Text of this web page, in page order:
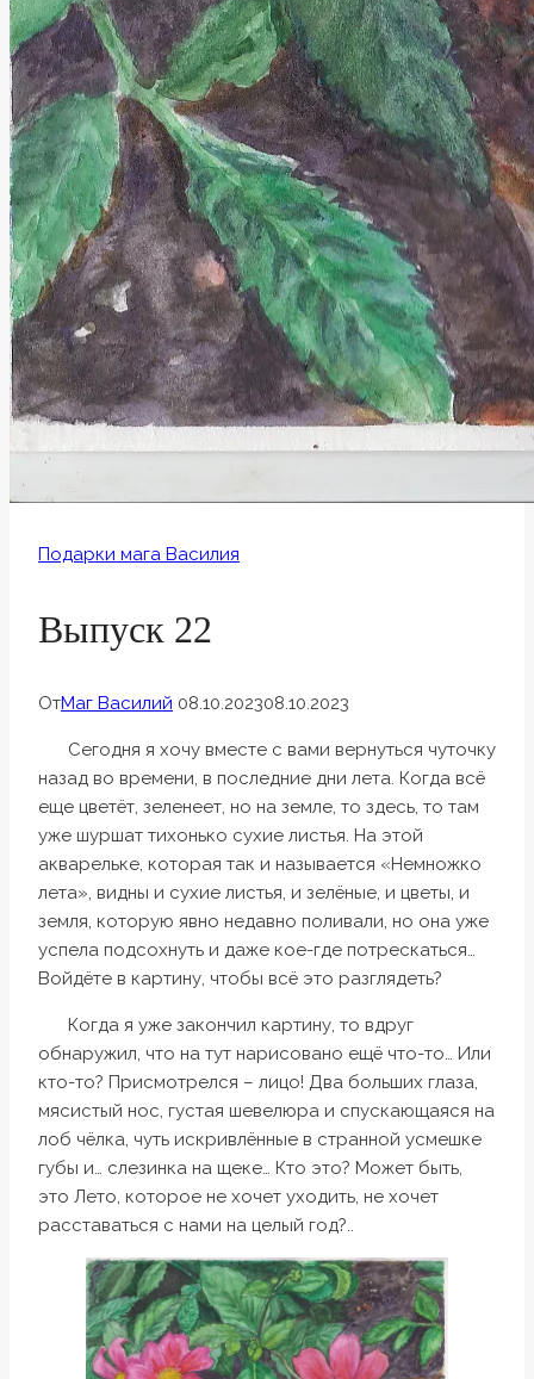
Подарки мага Василия
Выпуск 22
ОтМаг Василий 08.10.202308.10.2023
Сегодня я хочу вместе с вами вернуться чуточку
назад во времени, в последние дни лета. Когда всё
еще цветёт, зеленеет, но на земле, то здесь, то там
уже шуршат тихонько сухие листья. На этой
акварельке, которая так и называется «Немножко
лета», видны и сухие листья, и зелёные, и цветы, и
земля, которую явно недавно поливали, но она уже
успела подсохнуть и даже кое-где потрескаться…
Войдёте в картину, чтобы всё это разглядеть?
Когда я уже закончил картину, то вдруг
обнаружил, что на тут нарисовано ещё что-то… Или
кто-то? Присмотрелся – лицо! Два больших глаза,
мясистый нос, густая шевелюра и спускающаяся на
лоб чёлка, чуть искривлённые в странной усмешке
губы и… слезинка на щеке… Кто это? Может быть,
это Лето, которое не хочет уходить, не хочет
расставаться с нами на целый год?..